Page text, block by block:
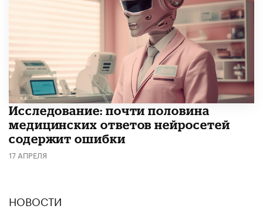
Исследование: почти половина
медицинских ответов нейросетей
содержит ошибки
17 АПРЕЛЯ
НОВОСТИ